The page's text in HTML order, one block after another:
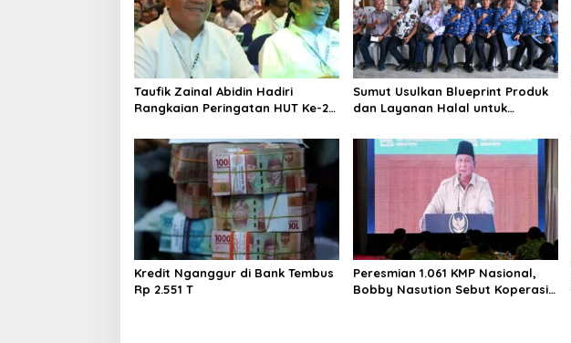
i
p
o
s
Taufik Zainal Abidin Hadiri
Rangkaian Peringatan HUT Ke-26
Sumut Usulkan Blueprint Produk
dan Layanan Halal untuk
Kredit Nganggur di Bank Tembus
Rp 2.551 T
Peresmian 1.061 KMP Nasional,
Bobby Nasution Sebut Koperasi